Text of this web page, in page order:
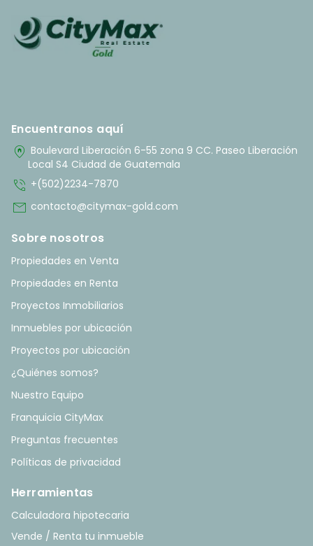
Encuentranos aquí
home_pin Boulevard Liberación 6-55 zona 9 CC. Paseo Liberación
Local S4 Ciudad de Guatemala
phone_in_talk +(502)2234-7870
mail contacto@citymax-gold.com
Sobre nosotros
Propiedades en Venta
Propiedades en Renta
Proyectos Inmobiliarios
Inmuebles por ubicación
Proyectos por ubicación
¿Quiénes somos?
Nuestro Equipo
Franquicia CityMax
Preguntas frecuentes
Políticas de privacidad
Herramientas
Calculadora hipotecaria
Vende / Renta tu inmueble